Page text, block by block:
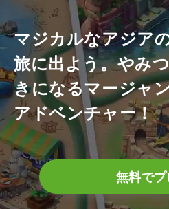
マジカルなアジア
旅に出よう。やみ
きになるマージャ
アドベンチャー！
無料でプ